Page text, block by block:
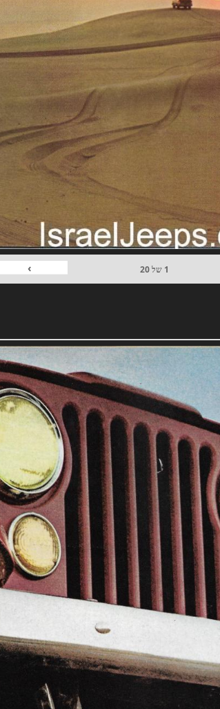
1 של20
›